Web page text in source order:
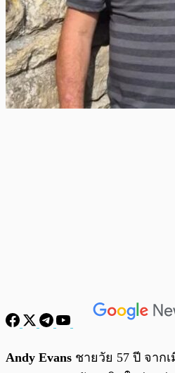
Andy Evans ชายวัย 57 ปี จากเ